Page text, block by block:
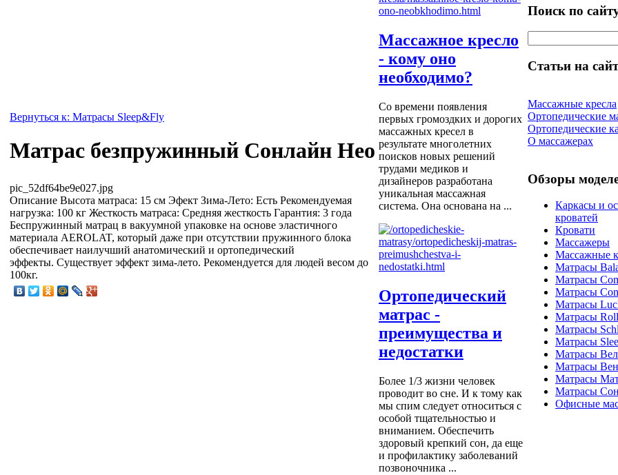
Вернуться к: Матрасы Sleep&Fly
Матрас безпружинный Сонлайн Нео
pic_52df64be9e027.jpg
Описание Высота матраса: 15 см Эфект Зима-Лето: Есть Рекомендуемая
нагрузка: 100 кг Жесткость матраса: Средняя жесткость Гарантия: 3 года
Беспружинный матрац в вакуумной упаковке на основе эластичного
материала AEROLAT, который даже при отсутствии пружинного блока
обеспечивает наилучший анатомический и ортопедический
эффекты. Существует эффект зима-лето. Рекомендуется для людей весом до
100кг.
Массажное кресло
- кому оно
необходимо?
Со времени появления
первых громоздких и дорогих
массажных кресел в
результате многолетних
поисков новых решений
трудами медиков и
дизайнеров разработана
уникальная массажная
система. Она основана на ...
Ортопедический
матрас -
преимущества и
недостатки
Более 1/3 жизни человек
проводит во сне. И к тому как
мы спим следует относиться с
особой тщательностью и
вниманием. Обеспечить
здоровый крепкий сон, да еще
и профилактику заболеваний
позвоночника ...
Поиск по
Статьи на
Массажные кресла
Ортопедические
Ортопедические
О массажерах
Обзоры
Каркасы и
кроватей
Кровати
Массажеры
Массажные
Матрасы
Матрасы
Матрасы
Матрасы
Матрасы
Матрасы
Матрасы
Матрасы
Матрасы
Матрасы
Матрасы
Офисные